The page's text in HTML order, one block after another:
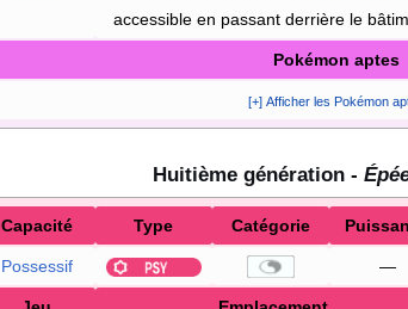
accessible en passant derrière le
Pokémon aptes
[+] Afficher les Pokémon
Huitième génération -
Capacité Type Catégorie
Possessif —